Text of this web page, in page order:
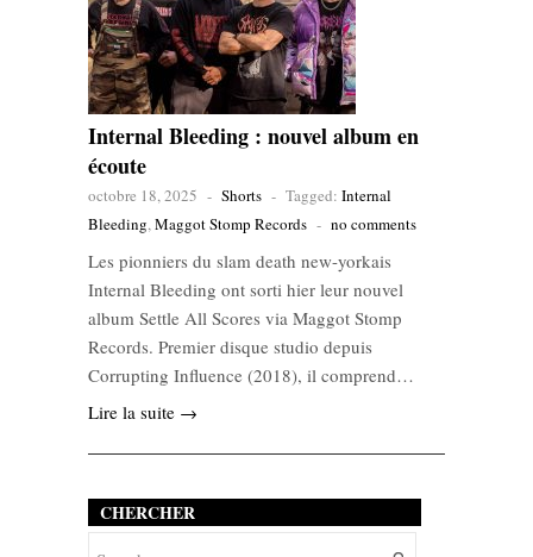
Internal Bleeding : nouvel album en
écoute
octobre 18, 2025 - Shorts - Tagged: Internal
Bleeding,Maggot Stomp Records - no comments
Les pionniers du slam death new-yorkais
Internal Bleeding ont sorti hier leur nouvel
album Settle All Scores via Maggot Stomp
Records. Premier disque studio depuis
Corrupting Influence (2018), il comprend…
Lire la suite →
CHERCHER